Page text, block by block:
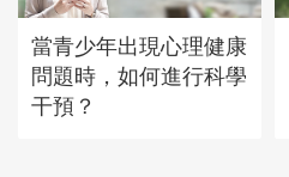
當青少年出現心理健康
問題時，如何進行科學
干預？